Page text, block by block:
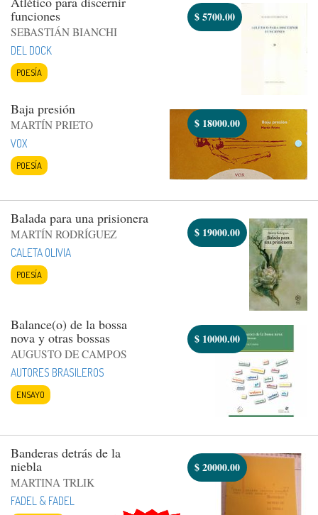
funciones
SEBASTIÁN BIANCHI
DEL DOCK
POESÍA
$5700.00
Baja presión
MARTÍN PRIETO
VOX
POESÍA
$ 18000.00
Balada para una prisionera
MARTÍN RODRÍGUEZ
CALETA OLIVIA
POESÍA
$ 19000.00
Balance(o) de la bossa
nova y otras bossas
AUGUSTO DE CAMPOS
AUTORES BRASILEROS
ENSAYO
$ 10000.00
Banderas detrás de la
niebla
MARTINA TRLIK
FADEL & FADEL
$20000.00